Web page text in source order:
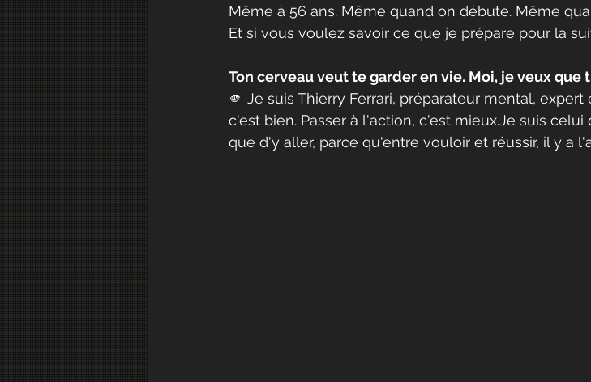
Même à 56 ans. Même quand on débute. Même
Et si vous voulez savoir ce que je prépare pour la
Ton cerveau veut te garder en vie. Moi, je veux que
🫵 Je suis Thierry Ferrari, préparateur mental, expert
c'est bien. Passer à l'action, c'est mieux.Je suis celui
que d'y aller, parce qu'entre vouloir et réussir, il y a